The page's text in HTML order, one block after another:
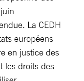
La CEDH
européens
en justice des
les droits des